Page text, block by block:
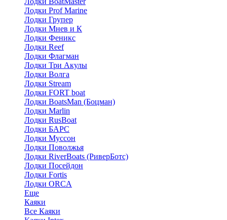
Лодки Prof Marine
Лодки Групер
Лодки Мнев и К
Лодки Феникс
Лодки Reef
Лодки Флагман
Лодки Три Акулы
Лодки Волга
Лодки Stream
Лодки FORT boat
Лодки BoatsMan (Боцман)
Лодки Marlin
Лодки RusBoat
Лодки БАРС
Лодки Муссон
Лодки Поволжья
Лодки RiverBoats (РиверБотс)
Лодки Посейдон
Лодки Fortis
Лодки ORCA
Еще
Каяки
Все Каяки